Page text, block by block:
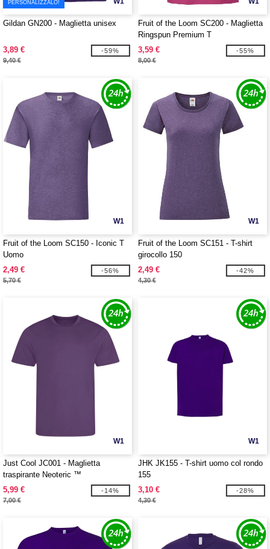
PERSONALIZZALO!
Gildan GN200 - Maglietta unisex
3,89 €
9,40 €
-59%
Fruit of the Loom SC200 - Maglietta
Ringspun Premium T
3,59 €
8,00 €
-55%
W1
Fruit of the Loom SC150 - Iconic T
Uomo
2,49 €
5,70 €
-56%
W1
Fruit of the Loom SC151 - T-shirt
girocollo 150
2,49 €
4,30 €
-42%
W1
Just Cool JC001 - Maglietta
traspirante Neoteric ™
5,99 €
7,00 €
-14%
W1
JHK JK155 - T-shirt uomo col rondo
155
3,10 €
4,30 €
-28%